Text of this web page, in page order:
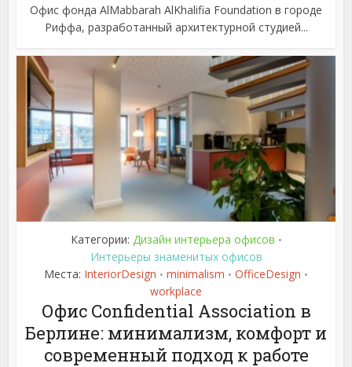
Офис фонда AlMabbarah AlKhalifia Foundation в городе
Риффа, разработанный архитектурной студией...
Категории: Дизайн интерьера офисов •
Интерьеры знаменитых офисов
Места: InteriorDesign • minimalism • OfficeDesign •
workplace
Офис Confidential Association в
Берлине: минимализм, комфорт и
современный подход к работе